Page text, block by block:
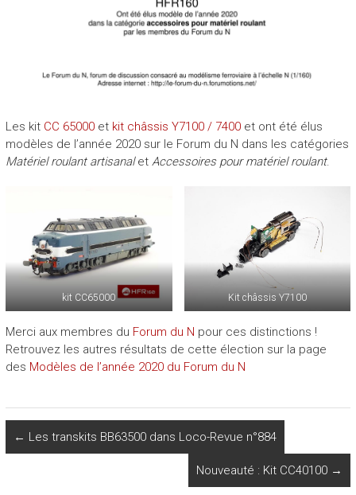
Les kit CC 65000et kit châssis Y7100 / 7400et ont été élus
modèles de l’année 2020 sur le Forum du N dans les catégories
Matériel roulant artisanalet Accessoires pour matériel roulant.
kit CC65000 Kit châssis Y7100
Merci aux membres du Forum du N pour ces distinctions !
Retrouvez les autres résultats de cette élection sur la page
des Modèles de l’année 2020 du Forum du N
← Les transkits BB63500 dans Loco-Revue n°884
Nouveauté : Kit CC40100 →